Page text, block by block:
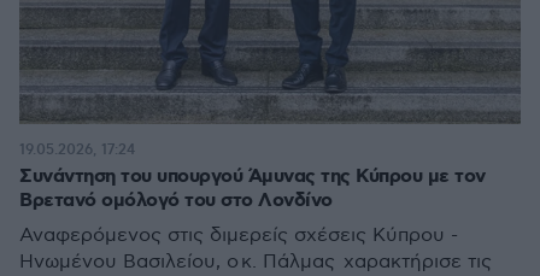
Συνάντηση του υπουργού Άμυνας της Κύπρου με τον
Βρετανό ομόλογό του στο Λονδίνο
Αναφερόμενος στις διμερείς σχέσεις Κύπρου -
Ηνωμένου Βασιλείου, ο κ. Πάλμας χαρακτήρισε τις
19.05.2026, 17:24